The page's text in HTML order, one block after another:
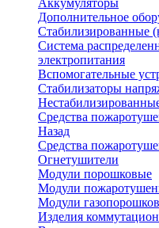
Аккумуляторы
Дополнительное
Стабилизированные
Система
электропитания
Вспомогательные
Стабилизаторы
Средства
Назад
Средства
Огнетушители
Модули порошковые
Модули
Модули
Изделия